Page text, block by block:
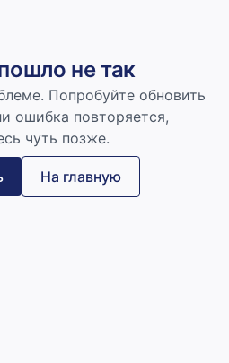
не так
Попробуйте обновить
ошибка повторяется,
чуть позже.
На главную